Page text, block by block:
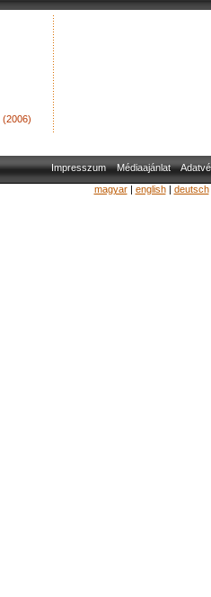
(2006)
Impresszum Médiaajánlat
magyar| english| deutsch